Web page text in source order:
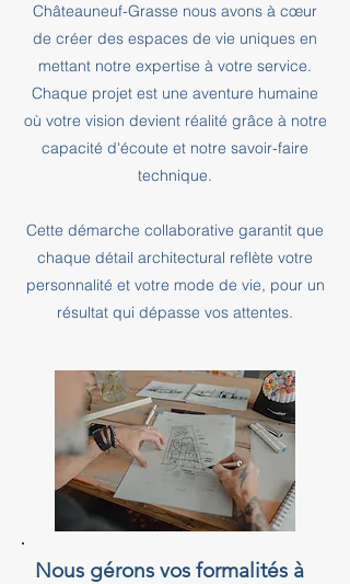
Châteauneuf-Grasse nous avons à cœur
de créer des espaces de vie uniques en
mettant notre expertise à votre service.
Chaque projet est une aventure humaine
où votre vision devient réalité grâce à notre
capacité d'écoute et notre savoir-faire
technique.
Cette démarche collaborative garantit que
chaque détail architectural reflète votre
personnalité et votre mode de vie, pour un
résultat qui dépasse vos attentes.
Nous gérons vos formalités à